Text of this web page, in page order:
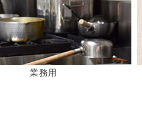
業務用